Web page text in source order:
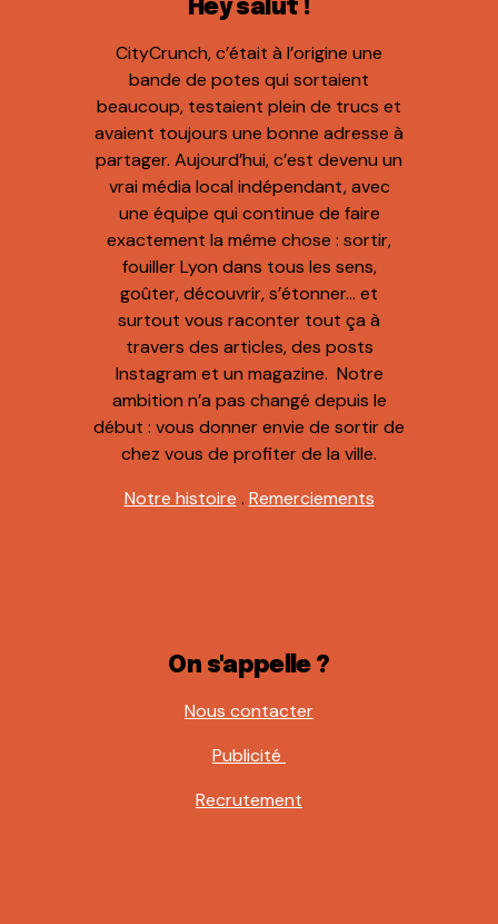
Hey salut !
CityCrunch, c’était à l’origine une
bande de potes qui sortaient
beaucoup, testaient plein de trucs et
avaient toujours une bonne adresse à
partager. Aujourd’hui, c’est devenu un
vrai média local indépendant, avec
une équipe qui continue de faire
exactement la même chose : sortir,
fouiller Lyon dans tous les sens,
goûter, découvrir, s’étonner… et
surtout vous raconter tout ça à
travers des articles, des posts
Instagram et un magazine. Notre
ambition n’a pas changé depuis le
début : vous donner envie de sortir de
chez vous de profiter de la ville.
Notre histoire . Remerciements
On s'appelle ?
Nous contacter
Publicité
Recrutement